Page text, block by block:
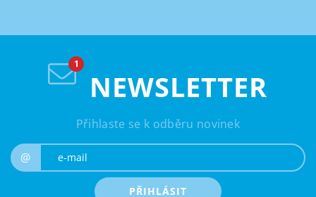
NEWSLETTER
Přihlaste se k odběru novinek
@
PŘIHLÁSIT